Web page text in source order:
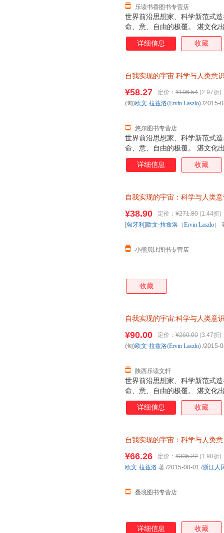
世界前沿思想家、科学新范式
命、意、自由的极覆。 湛文化
乐读书香图书专营店
详细信息 收藏
自我实现的宇宙:科学与人类意
世界前沿思想家、科学新范式
命、意、自由的极覆。 湛文化
¥58.27 定价： ¥196.54 (2.97折)
悠尔图书专营店
(匈)欧文·拉兹洛(Ervin Laszlo) /2015-
详细信息 收藏
自我实现的宇宙：科学与人类
存后下单，避免纠纷。
¥38.90 定价： ¥271.80 (1.44折)
小熊贝比图书专营店
[匈牙利 ]欧文·拉兹洛 （Ervin Laszlo）
收藏
自我实现的宇宙:科学与人类意
世界前沿思想家、科学新范式
命、意、自由的极覆。 湛文化
¥90.00 定价： ¥260.00 (3.47折)
陕西乐读文轩
(匈)欧文·拉兹洛(Ervin Laszlo) /2015-
详细信息 收藏
自我实现的宇宙：科学与人类
¥66.26 定价： ¥335.22 (1.98折)
叠境图书专营店
欧文·拉兹洛 著 /2015-08-01 /浙江人
详细信息 收藏